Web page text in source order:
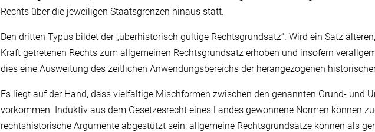
Rechts über die jeweiligen Staatsgrenzen hinaus statt.
Den dritten Typus bildet der „überhistorisch gültige Rechtsgrundsatz“. Wird ein Satz
Kraft getretenen Rechts zum allgemeinen Rechtsgrundsatz erhoben und insofern
dies eine Ausweitung des zeitlichen Anwendungsbereichs der herangezogenen
Es liegt auf der Hand, dass vielfältige Mischformen zwischen den genannten Grund- und
vorkommen. Induktiv aus dem Gesetzesrecht eines Landes gewonnene Normen können
rechtshistorische Argumente abgestützt sein; allgemeine Rechtsgrundsätze können als